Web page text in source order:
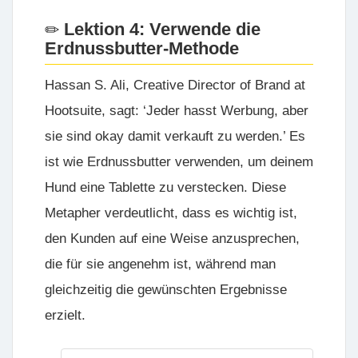
Lektion 4: Verwende die
Erdnussbutter-Methode
Hassan S. Ali, Creative Director of Brand at
Hootsuite, sagt: ‘Jeder hasst Werbung, aber
sie sind okay damit verkauft zu werden.’ Es
ist wie Erdnussbutter verwenden, um deinem
Hund eine Tablette zu verstecken. Diese
Metapher verdeutlicht, dass es wichtig ist,
den Kunden auf eine Weise anzusprechen,
die für sie angenehm ist, während man
gleichzeitig die gewünschten Ergebnisse
erzielt.